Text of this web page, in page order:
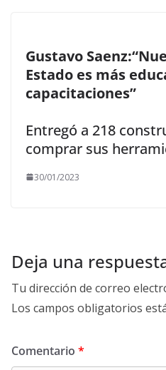
Gustavo
Estado es más
capacitaciones”
Entregó a 218
comprar sus
30/01/2023
Deja una
Tu dirección de correo
Los campos obligatorios
Comentario *